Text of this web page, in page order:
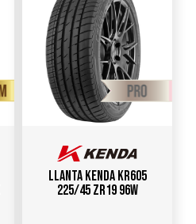
Llanta KENDA KR605
225/45 ZR19 96W